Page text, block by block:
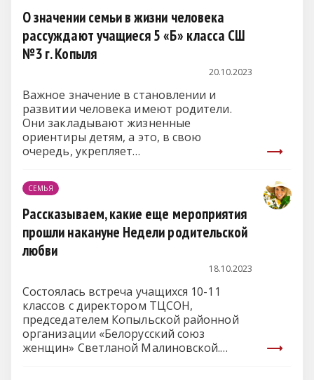
О значении семьи в жизни человека
рассуждают учащиеся 5 «Б» класса СШ
№3 г. Копыля
20.10.2023
Важное значение в становлении и
развитии человека имеют родители.
Они закладывают жизненные
ориентиры детям, а это, в свою
очередь, укрепляет…
СЕМЬЯ
Рассказываем, какие еще мероприятия
прошли накануне Недели родительской
любви
18.10.2023
Состоялась встреча учащихся 10-11
классов с директором ТЦСОН,
председателем Копыльской районной
организации «Белорусский союз
женщин» Светланой Малиновской.